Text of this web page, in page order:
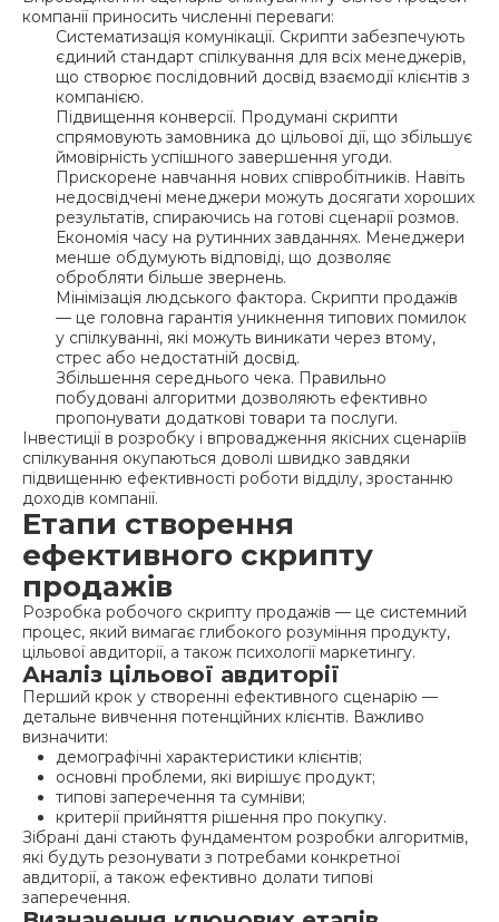
компанії приносить численні переваги:
Систематизація комунікації. Скрипти забезпечують
єдиний стандарт спілкування для всіх менеджерів,
що створює послідовний досвід взаємодії клієнтів з
компанією.
Підвищення конверсії. Продумані скрипти
спрямовують замовника до цільової дії, що збільшує
ймовірність успішного завершення угоди.
Прискорене навчання нових співробітників. Навіть
недосвідчені менеджери можуть досягати хороших
результатів, спираючись на готові сценарії розмов.
Економія часу на рутинних завданнях. Менеджери
менше обдумують відповіді, що дозволяє
обробляти більше звернень.
Мінімізація людського фактора. Скрипти продажів
— це головна гарантія уникнення типових помилок
у спілкуванні, які можуть виникати через втому,
стрес або недостатній досвід.
Збільшення середнього чека. Правильно
побудовані алгоритми дозволяють ефективно
пропонувати додаткові товари та послуги.
Інвестиції в розробку і впровадження якісних сценаріїв
спілкування окупаються доволі швидко завдяки
підвищенню ефективності роботи відділу, зростанню
доходів компанії.
Етапи створення
ефективного скрипту
продажів
Розробка робочого скрипту продажів — це системний
процес, який вимагає глибокого розуміння продукту,
цільової авдиторії, а також психології маркетингу.
Аналіз цільової авдиторії
Перший крок у створенні ефективного сценарію —
детальне вивчення потенційних клієнтів. Важливо
визначити:
демографічні характеристики клієнтів;
основні проблеми, які вирішує продукт;
типові заперечення та сумніви;
критерії прийняття рішення про покупку.
Зібрані дані стають фундаментом розробки алгоритмів,
які будуть резонувати з потребами конкретної
авдиторії, а також ефективно долати типові
заперечення.